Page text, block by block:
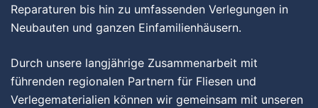
Reparaturen bis hin zu umfassenden Verlegungen in
Neubauten und ganzen Einfamilienhäusern.
Durch unsere langjährige Zusammenarbeit mit
führenden regionalen Partnern für Fliesen und
Verlegematerialien können wir gemeinsam mit unseren